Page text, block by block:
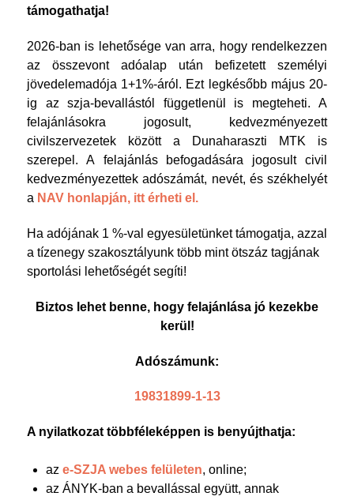
támogathatja!
2026-ban is lehetősége van arra, hogy rendelkezzen
az összevont adóalap után befizetett személyi
jövedelemadója 1+1%-áról. Ezt legkésőbb május 20-
ig az szja-bevallástól függetlenül is megteheti. A
felajánlásokra jogosult, kedvezményezett
civilszervezetek között a Dunaharaszti MTK is
szerepel. A felajánlás befogadására jogosult civil
kedvezményezettek adószámát, nevét, és székhelyét
a NAV honlapján, itt érheti el.
Ha adójának 1 %-val egyesületünket támogatja, azzal
a tízenegy szakosztályunk több mint ötszáz tagjának
sportolási lehetőségét segíti!
Biztos lehet benne, hogy felajánlása jó kezekbe
kerül!
Adószámunk:
19831899-1-13
A nyilatkozat többféleképpen is benyújthatja:
az e-SZJA webes felületen, online;
az ÁNYK-ban a bevallással együtt, annak